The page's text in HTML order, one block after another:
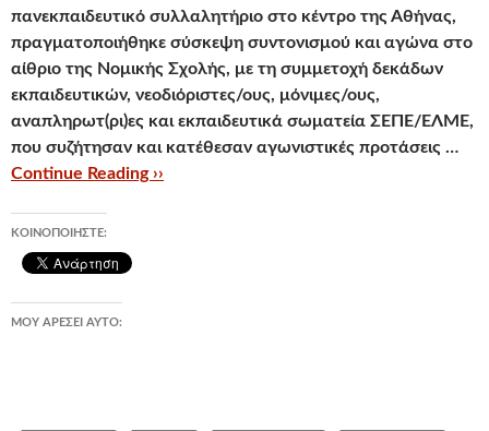
πανεκπαιδευτικό συλλαλητήριο στο κέντρο της Αθήνας,
πραγματοποιήθηκε σύσκεψη συντονισμού και αγώνα στο
αίθριο της Νομικής Σχολής, με τη συμμετοχή δεκάδων
εκπαιδευτικών, νεοδιόριστες/ους, μόνιμες/ους,
αναπληρωτ(ρι)ες και εκπαιδευτικά σωματεία ΣΕΠΕ/ΕΛΜΕ,
που συζήτησαν και κατέθεσαν αγωνιστικές προτάσεις …
Continue Reading ››
ΚΟΙΝΟΠΟΙΉΣΤΕ:
ΜΟΥ ΑΡΈΣΕΙ ΑΥΤΌ: